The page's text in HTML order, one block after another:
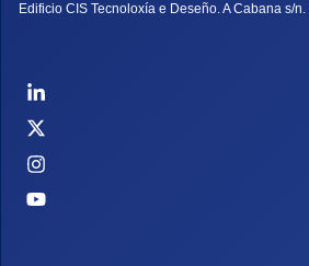
Edificio CIS Tecnoloxía e Deseño. A Cabana s/